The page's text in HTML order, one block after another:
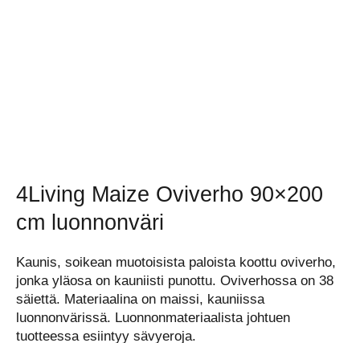
4Living Maize Oviverho 90×200
cm luonnonväri
Kaunis, soikean muotoisista paloista koottu oviverho,
jonka yläosa on kauniisti punottu. Oviverhossa on 38
säiettä. Materiaalina on maissi, kauniissa
luonnonvärissä. Luonnonmateriaalista johtuen
tuotteessa esiintyy sävyeroja.